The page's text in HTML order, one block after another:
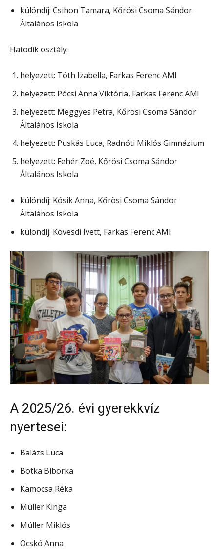
különdíj: Csihon Tamara, Kőrösi Csoma Sándor
Általános Iskola
Hatodik osztály:
helyezett: Tóth Izabella, Farkas Ferenc AMI
helyezett: Pócsi Anna Viktória, Farkas Ferenc AMI
helyezett: Meggyes Petra, Kőrösi Csoma Sándor
Általános Iskola
helyezett: Puskás Luca, Radnóti Miklós Gimnázium
helyezett: Fehér Zoé, Kőrösi Csoma Sándor
Általános Iskola
különdíj: Kósik Anna, Kőrösi Csoma Sándor
Általános Iskola
különdíj: Kövesdi Ivett, Farkas Ferenc AMI
A 2025/26. évi gyerekkvíz
nyertesei:
Balázs Luca
Botka Bíborka
Kamocsa Réka
Müller Kinga
Müller Miklós
Ocskó Anna